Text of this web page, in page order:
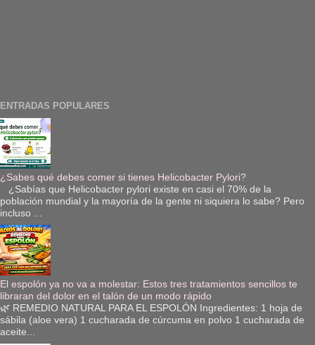
ENTRADAS POPULARES
¿Sabes qué debes comer si tienes Helicobacter Pylori?
¿Sabías que Helicobacter pylori existe en casi el 70% de la
población mundial y la mayoría de la gente ni siquiera lo sabe? Pero
incluso ...
El espolón ya no va a molestar: Estos tres tratamientos sencillos te
libraran del dolor en el talón de un modo rápido
🌿 REMEDIO NATURAL PARA EL ESPOLÓN Ingredientes: 1 hoja de
sábila (aloe vera) 1 cucharada de cúrcuma en polvo 1 cucharada de
aceite...